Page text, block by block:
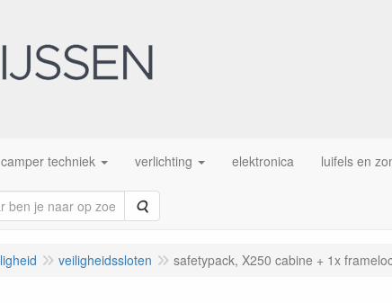
camper techniek verlichting elektronica luifels en
Zoeken
veiligheidssloten safetypack, X250 cabine + 1x